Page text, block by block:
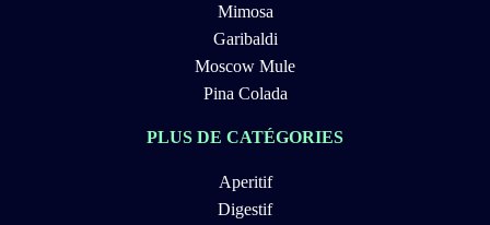
Mimosa
Garibaldi
Moscow Mule
Pina Colada
PLUS DE CATÉGORIES
Aperitif
Digestif